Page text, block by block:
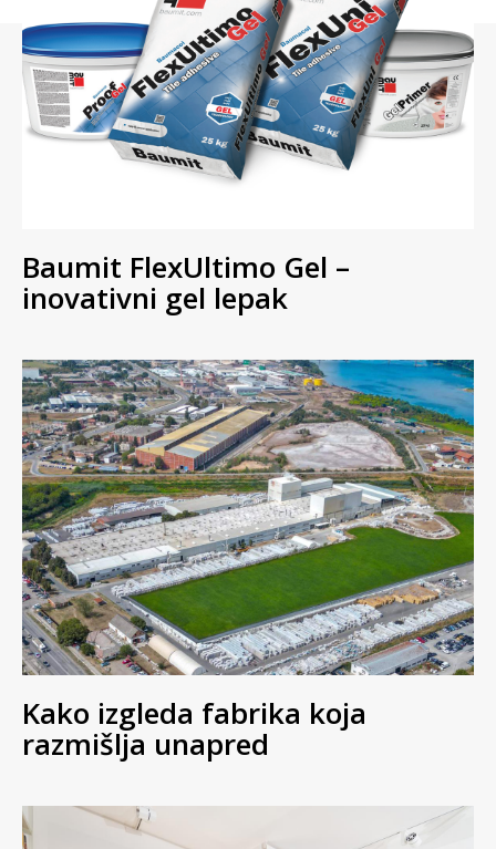
Baumit FlexUltimo Gel –
inovativni gel lepak
Kako izgleda fabrika koja
razmišlja unapred